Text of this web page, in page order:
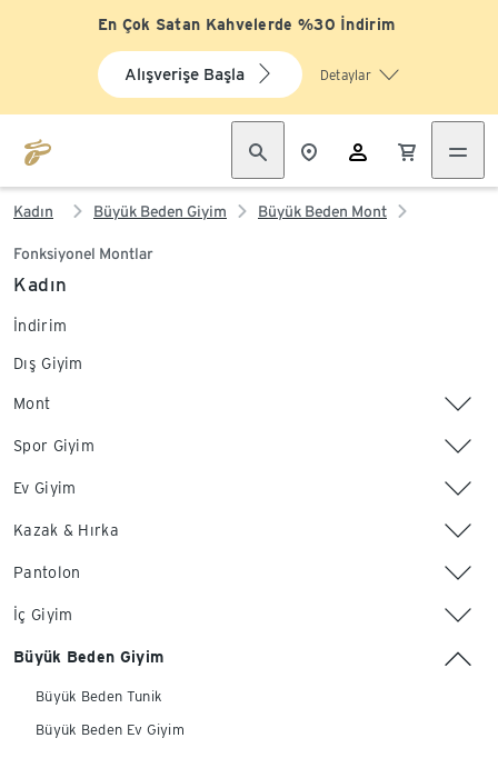
En Çok Satan Kahvelerde %30 İndirim
Alışverişe Başla Detaylar
Kadın Büyük Beden Giyim Büyük Beden Mont
Fonksiyonel Montlar
Kadın
İndirim
Dış Giyim
Mont
Spor Giyim
Ev Giyim
Kazak & Hırka
Pantolon
İç Giyim
Büyük Beden Giyim
Büyük Beden Tunik
Büyük Beden Ev Giyim